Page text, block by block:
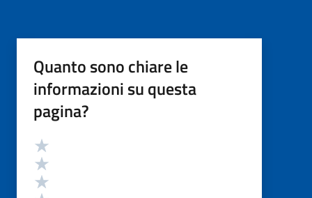
Quanto sono chiare le
informazioni su questa
pagina?
Valutazione